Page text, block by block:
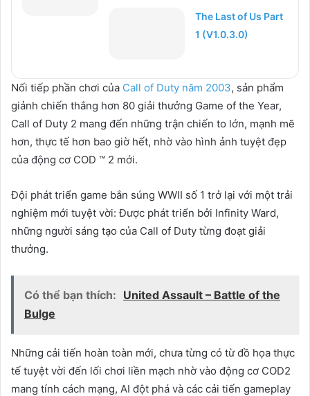
The Last of Us Part
1 (V1.0.3.0)
Nối tiếp phần chơi của Call of Duty năm 2003, sản phẩm
giảnh chiến thắng hơn 80 giải thưởng Game of the Year,
Call of Duty 2 mang đến những trận chiến to lớn, mạnh mẽ
hơn, thực tế hơn bao giờ hết, nhờ vào hình ảnh tuyệt đẹp
của động cơ COD ™ 2 mới.
Đội phát triển game bắn súng WWII số 1 trở lại với một trải
nghiệm mới tuyệt vời: Được phát triển bởi Infinity Ward,
những người sáng tạo của Call of Duty từng đoạt giải
thưởng.
Có thể bạn thích: United Assault – Battle of the
Bulge
Những cải tiến hoàn toàn mới, chưa từng có từ đồ họa thực
tế tuyệt vời đến lối chơi liền mạch nhờ vào động cơ COD2
mang tính cách mạng, AI đột phá và các cải tiến gameplay